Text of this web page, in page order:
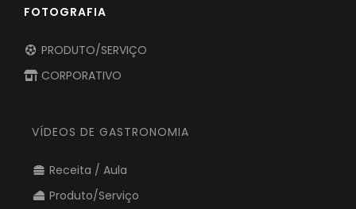
FOTOGRAFIA
PRODUTO/SERVIÇO
CORPORATIVO
VÍDEOS DE GASTRONOMIA
Receita / Aula
Produto/Serviço